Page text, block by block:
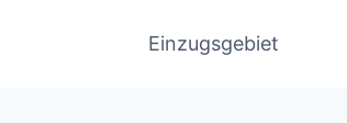
Einzugsgebiet